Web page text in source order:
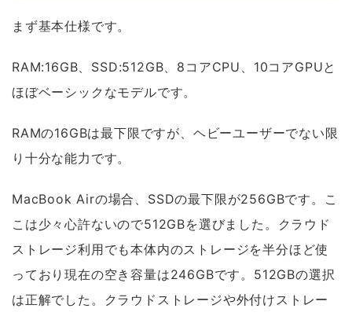
まず基本仕様です。
RAM:16GB、SSD:512GB、8コアCPU、10コアGPUと
ほぼベーシックなモデルです。
RAMの16GBは最下限ですが、ヘビーユーザーでない限
り十分な能力です。
MacBook Airの場合、SSDの最下限が256GBです。こ
こは少々心許ないので512GBを選びました。クラウド
ストレージ利用でも本体内のストレージを半分ほど使
っており現在の空き容量は246GBです。512GBの選択
は正解でした。クラウドストレージや外付けストレー